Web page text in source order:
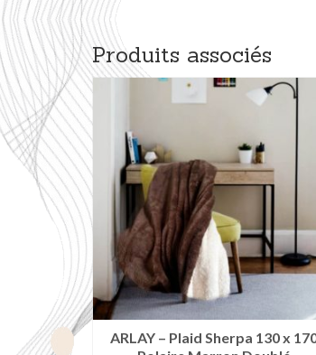
Produits associés
x 190
ARLAY – Plaid Sherpa 130 x